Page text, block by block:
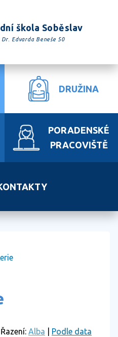
škola Soběslav
Edvarda Beneše 50
DRUŽINA
PORADENSKÉ
PRACOVIŠTĚ
Řazení: Alba Podle data